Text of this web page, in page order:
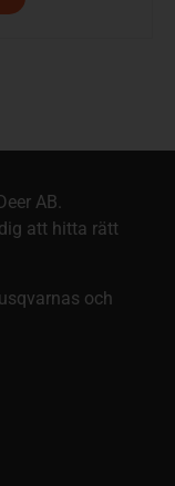
AB.
att hitta rätt
och